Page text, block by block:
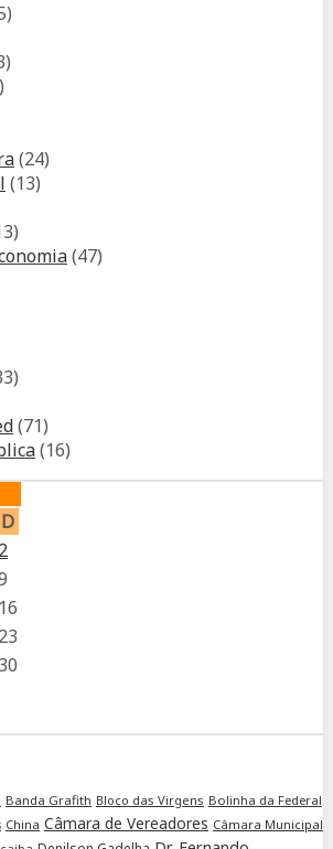
(24)
(13)
(47)
(71)
(16)
D
2
16
23
30
Banda Grafith Bloco das Virgens Bolinha da Federal
China Câmara de Vereadores Câmara Municipal